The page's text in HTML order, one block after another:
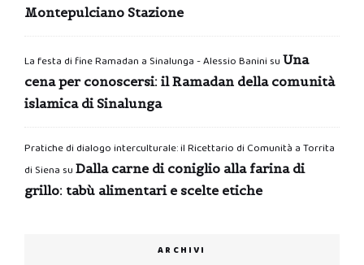
Montepulciano Stazione
La festa di fine Ramadan a Sinalunga - Alessio Banini su Una
cena per conoscersi: il Ramadan della comunità
islamica di Sinalunga
Pratiche di dialogo interculturale: il Ricettario di Comunità a Torrita
di Siena su Dalla carne di coniglio alla farina di
grillo: tabù alimentari e scelte etiche
ARCHIVI